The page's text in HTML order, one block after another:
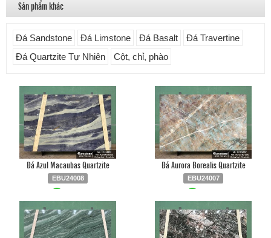
Sản phẩm khác
Đá Sandstone Đá Limstone Đá Basalt
Đá Travertine
Đá Quartzite Tự Nhiên
Cột, chỉ, phào
Đá Azul Macaubas Quartzite
EBU24008
Đá Aurora Borealis Quartzite
EBU24007